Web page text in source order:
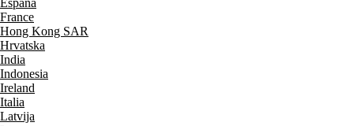
España
France
Hong Kong SAR
Hrvatska
India
Indonesia
Ireland
Italia
Latvija